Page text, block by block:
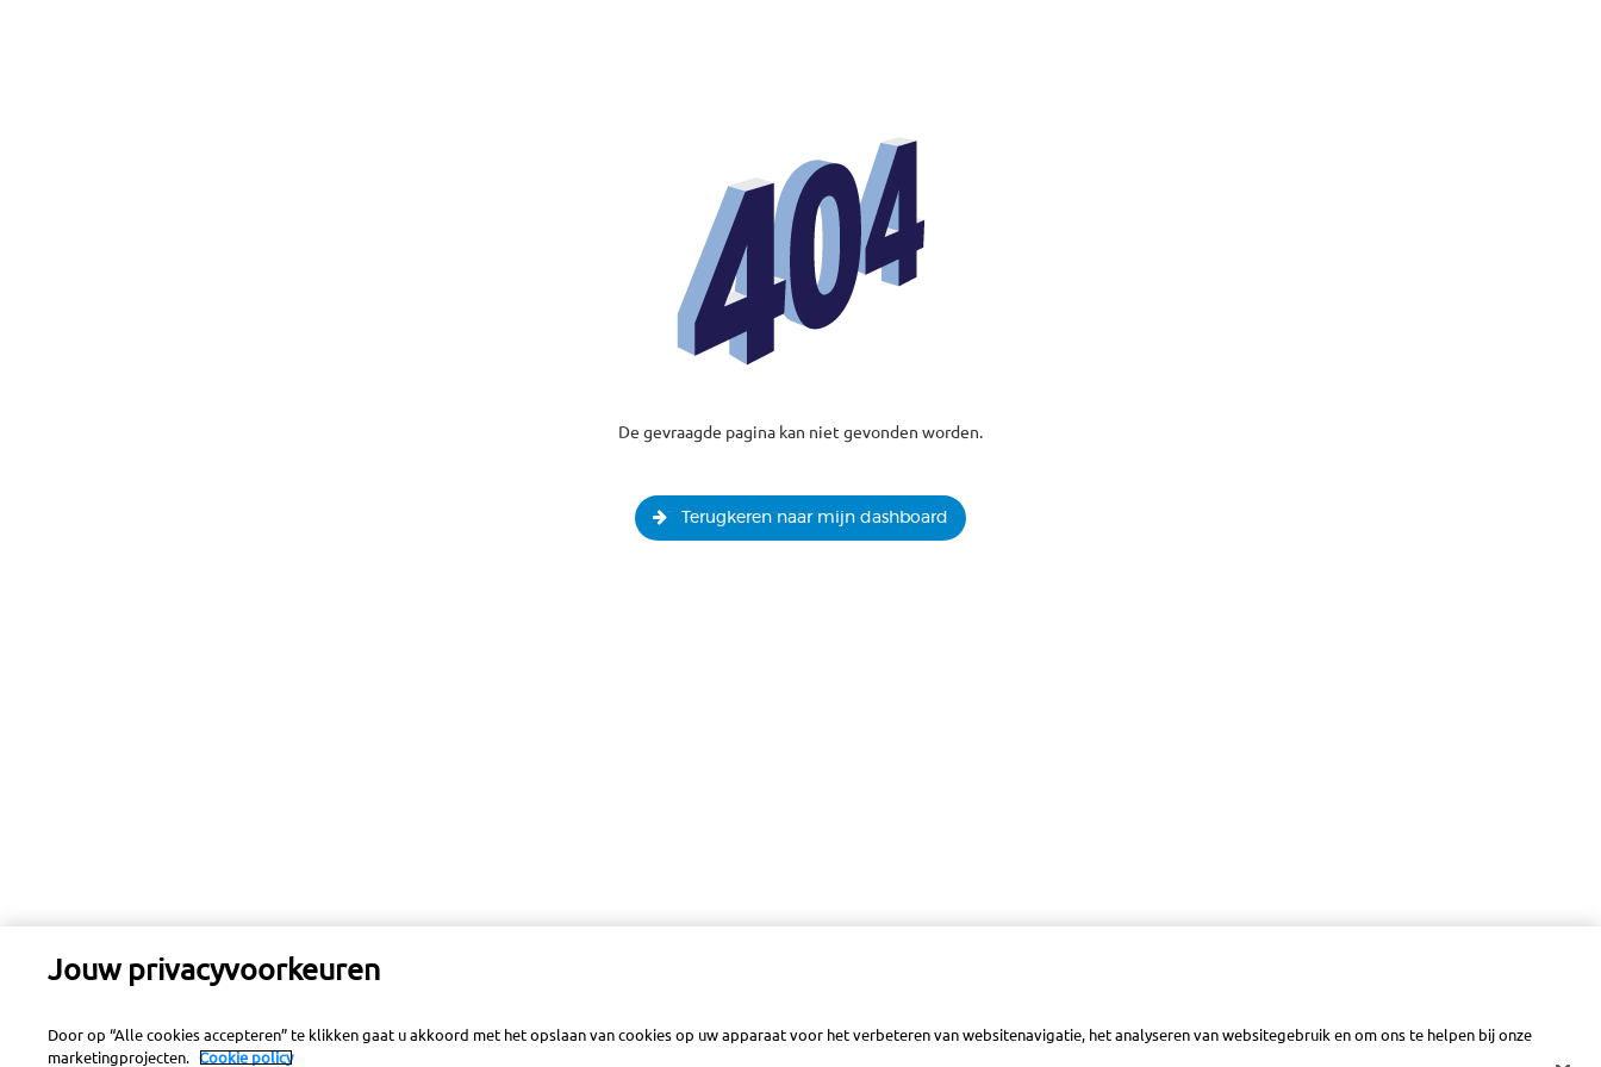
De gevraagde pagina kan niet gevonden worden.
Terugkeren naar mijn dashboard
Jouw privacyvoorkeuren
Door op “Alle cookies accepteren” te klikken gaat u akkoord met het opslaan van cookies op uw apparaat voor het verbeteren van websitenavigatie, het analyseren van websitegebruik en om ons te helpen bij onze
marketingprojecten. Cookie policy